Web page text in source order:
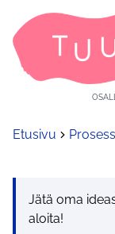
Etusivu
Jätä oma
aloita!